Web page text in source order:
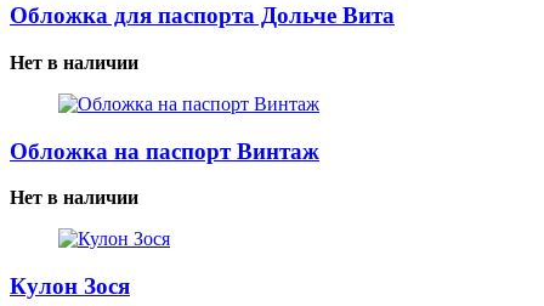
Обложка для паспорта Дольче Вита
Нет в наличии
Обложка на паспорт Винтаж
Нет в наличии
Кулон Зося